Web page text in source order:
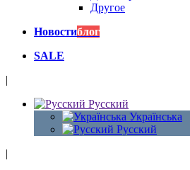
Другое
Новостиблог
SALE
|
Русский
Українська
Русский
|